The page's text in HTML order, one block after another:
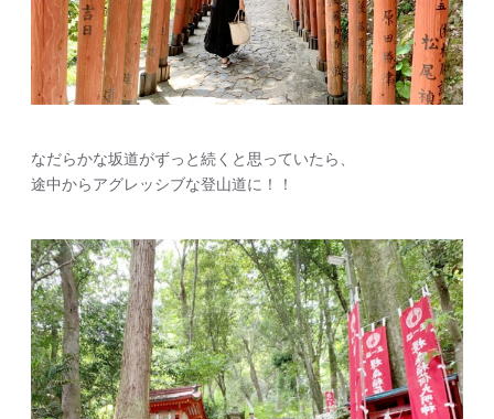
なだらかな坂道がずっと続くと思っていたら、
途中からアグレッシブな登山道に！！